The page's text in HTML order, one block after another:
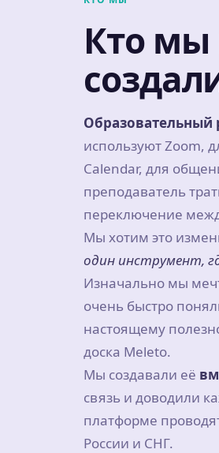
Кто мы
Образовательный
используют Zoom,
Calendar, для
преподаватель
переключение
Мы хотим это
один инструмент,
Изначально мы
очень быстро
настоящему
доска Meleto.
Мы создавали её
связь и доводили
платформе
России и СНГ.